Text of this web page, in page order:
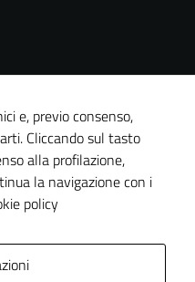
e, previo consenso,
Cliccando sul tasto
alla profilazione,
la navigazione con i
policy